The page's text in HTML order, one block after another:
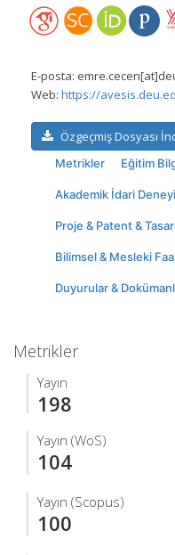
E-posta:
Web: https://
Özgeçmiş Dosyası
Metrikler Eğitim
Akademik İdari
Proje & Patent &
Bilimsel & Mesleki
Duyurular &
Metrikler
Yayın
198
Yayın (WoS)
104
Yayın (Scopus)
100